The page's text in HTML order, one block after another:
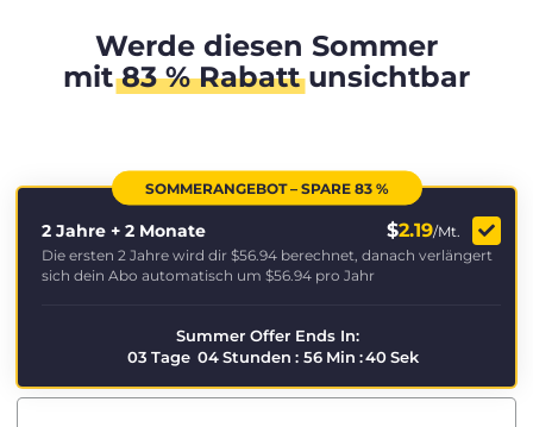
Werde diesen Sommer
mit83 % Rabattunsichtbar
SOMMERANGEBOT – SPARE 83 %
2 Jahre + 2 Monate $2.19/Mt.
Die ersten 2 Jahre wird dir $56.94 berechnet, danach verlängert
sich dein Abo automatisch um $56.94 pro Jahr
Summer Offer Ends In:
03 Tage 04Stunden : 56 Min :40Sek